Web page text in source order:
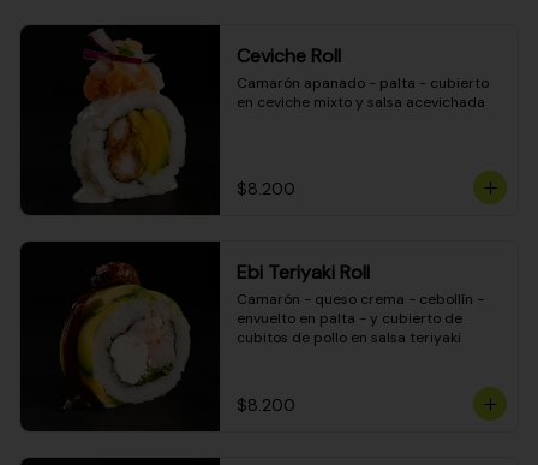
Ceviche Roll
Camarón apanado - palta - cubierto
en ceviche mixto y salsa acevichada
$8.200
Ebi Teriyaki Roll
Camarón - queso crema - cebollín -
envuelto en palta - y cubierto de
cubitos de pollo en salsa teriyaki
$8.200